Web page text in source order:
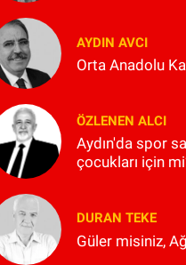
AYDIN AVCI
Orta Anadolu
ÖZLENEN ALCI
Aydın'da spor
çocukları için
DURAN TEKE
Güler misiniz,